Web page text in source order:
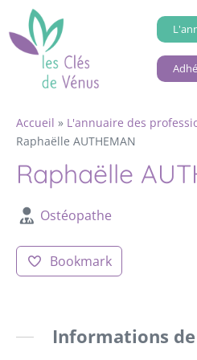
Accueil » L'annuaire des
Raphaëlle AUTHEMAN
Raphaëlle
Ostéopathe
Bookmark
Informations